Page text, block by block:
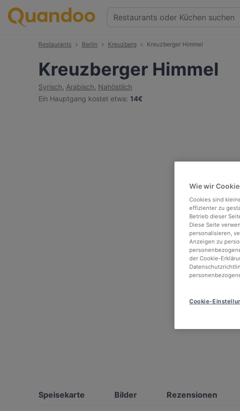
Restaurants Berlin Kreuzberg Kreuzberger Himmel
Kreuzberger Himmel
Syrisch, Arabisch, Nahöstlich
Ein Hauptgang kostet etwa: 14€
Speisekarte Bilder Rezensionen
Wie wir
Cookies sind
effizienter zu
Betrieb dieser
Diese Seite
personalisieren,
Anzeigen zu
der Cookie-
Cookie-